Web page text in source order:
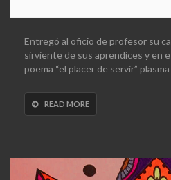
Entregó al oficio de profesor su
sirviente de sus aprendices y en
poema “el placer de servir”
READ MORE